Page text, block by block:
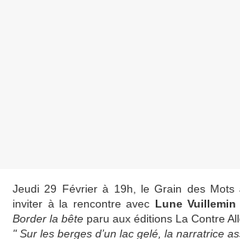
Jeudi 29 Février à 19h, le Grain des
inviter à la rencontre avec Lune Vuillemin
Border la bête paru aux éditions La Contre
" Sur les berges d’un lac gelé, la narratrice